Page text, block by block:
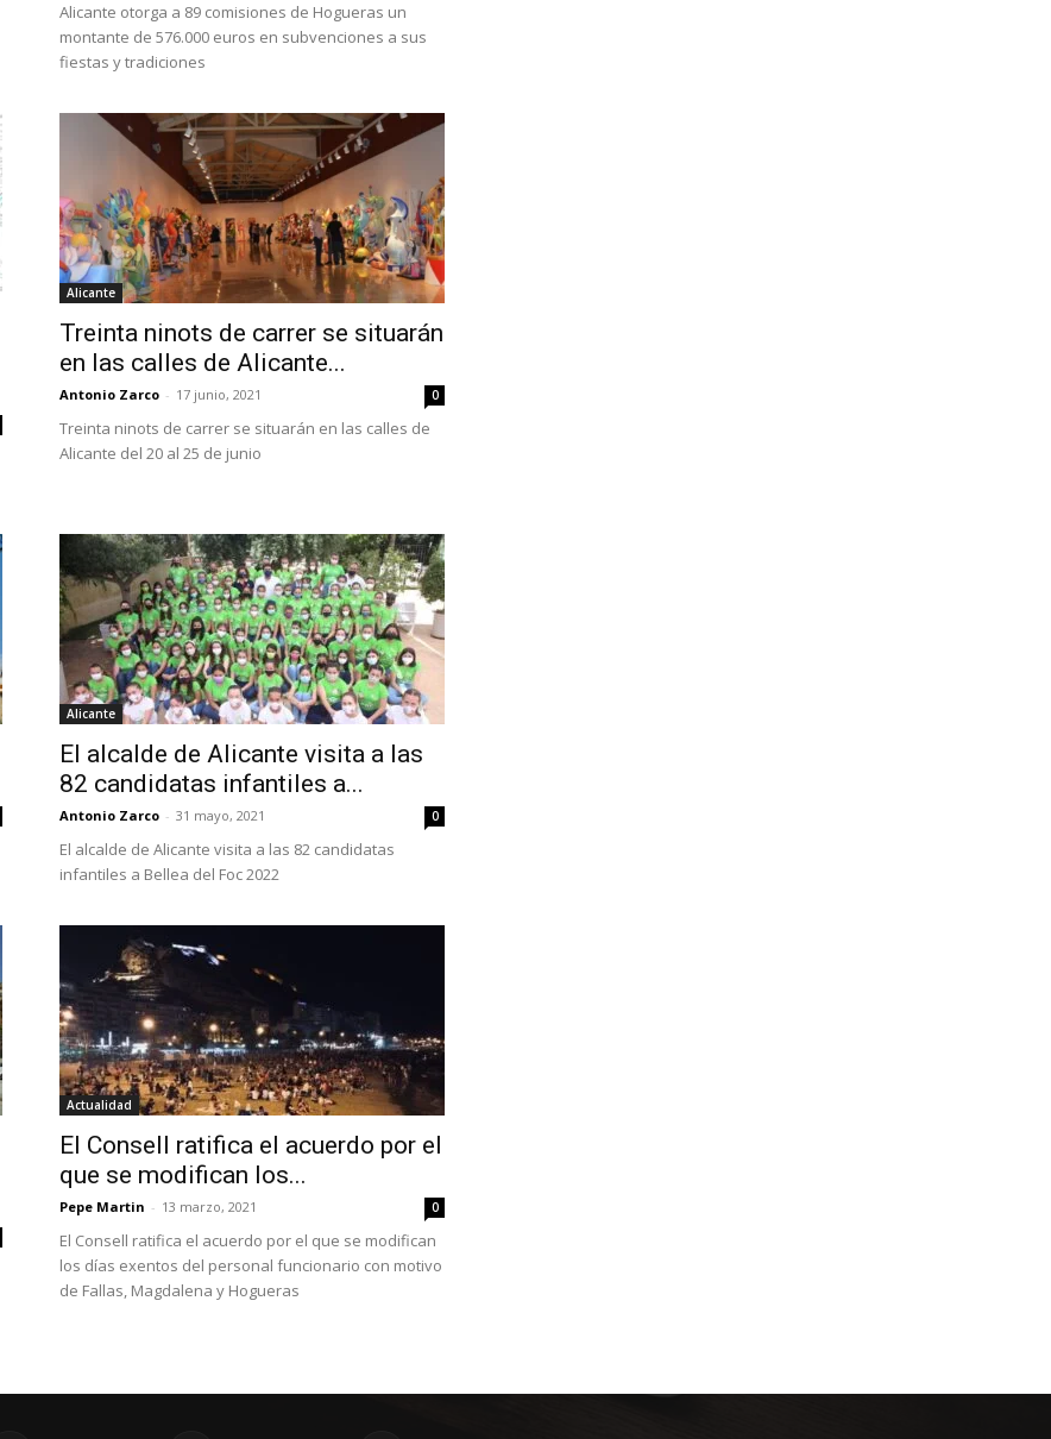
Alicante otorga a 89 comisiones de Hogueras un
montante de 576.000 euros en subvenciones a sus
fiestas y tradiciones
Alicante
Treinta ninots de carrer se situarán
en las calles de Alicante...
Antonio Zarco - 17 junio, 2021 0
Treinta ninots de carrer se situarán en las calles de
Alicante del 20 al 25 de junio
Alicante
El alcalde de Alicante visita a las
82 candidatas infantiles a...
Antonio Zarco - 31 mayo, 2021 0
El alcalde de Alicante visita a las 82 candidatas
infantiles a Bellea del Foc 2022
Actualidad
El Consell ratifica el acuerdo por el
que se modifican los...
Pepe Martin - 13 marzo, 2021 0
El Consell ratifica el acuerdo por el que se modifican
los días exentos del personal funcionario con motivo
de Fallas, Magdalena y Hogueras